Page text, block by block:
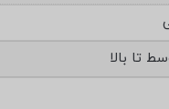
تا بالا